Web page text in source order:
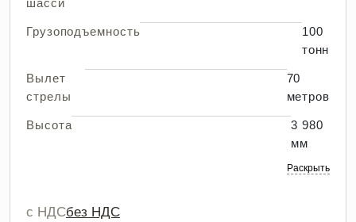
шасси
Грузоподъемность
100
тонн
Вылет
стрелы
70
метров
Высота
3 980
мм
Раскрыть
с НДСбез НДС